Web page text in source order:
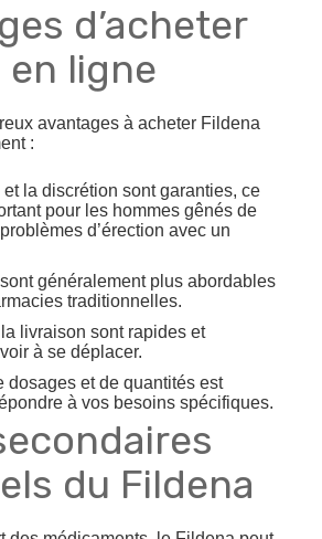
d’acheter
en ligne
avantages à acheter Fildena
:
la discrétion sont garanties, ce
pour les hommes gênés de
d’érection avec un
généralement plus abordables
traditionnelles.
livraison sont rapides et
à se déplacer.
dosages et de quantités est
à vos besoins spécifiques.
du Fildena